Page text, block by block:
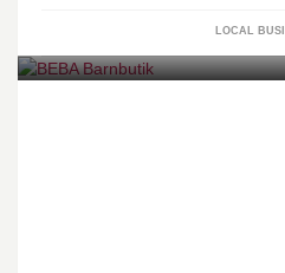
LOCAL